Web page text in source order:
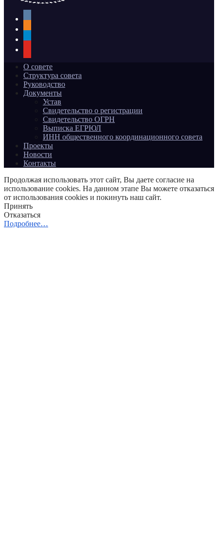
О совете
Структура совета
Руководство
Документы
Устав
Свидетельство о регистрации
Свидетельство ОГРН
Выписка ЕГРЮЛ
ИНН общественного координационного совета
Проекты
Новости
Контакты
Продолжая использовать этот сайт, Вы даете согласие на
использование cookies. На данном этапе Вы можете отказаться
от использования cookies и покинуть наш сайт.
Принять
Отказаться
Подробнее…